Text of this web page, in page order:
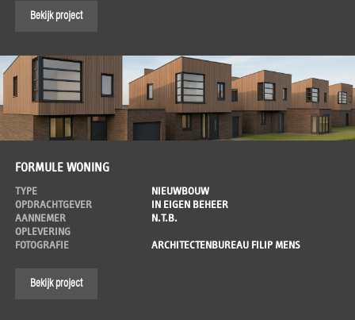
Bekijk project
FORMULE WONING
TYPE
NIEUWBOUW
OPDRACHTGEVER
IN EIGEN BEHEER
AANNEMER
N.T.B.
OPLEVERING
FOTOGRAFIE
ARCHITECTENBUREAU FILIP MENS
Bekijk project